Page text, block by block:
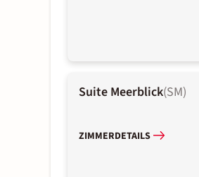
Suite Meerblick(SM)
ZIMMERDETAILS